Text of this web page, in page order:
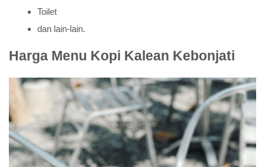
Toilet
dan lain-lain.
Harga Menu Kopi Kalean Kebonjati